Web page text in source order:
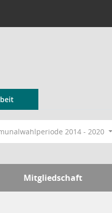
2014 - 2020
Mitgliedschaft